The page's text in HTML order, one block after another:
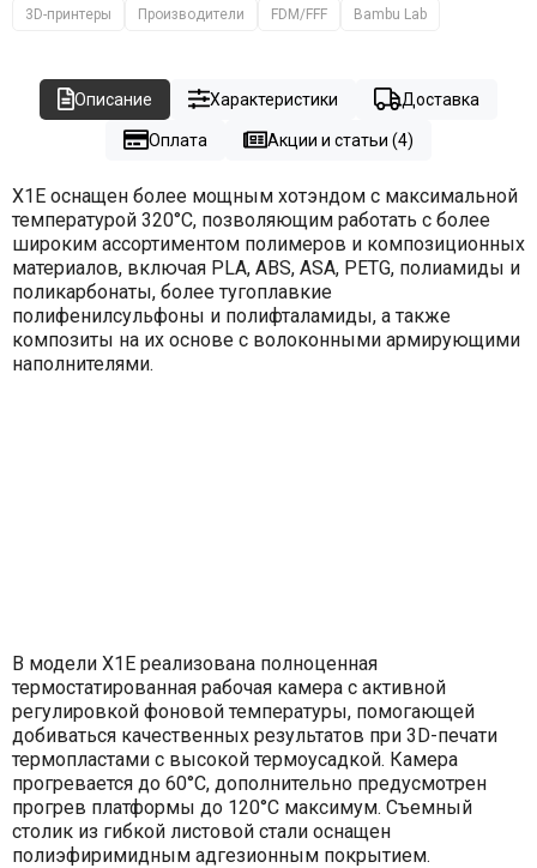
3D-принтеры Производители FDM/FFF Bambu Lab
Описание Характеристики Доставка
Оплата Акции и статьи (4)
X1Е оснащен более мощным хотэндом с максимальной
температурой 320°C, позволяющим работать с более
широким ассортиментом полимеров и композиционных
материалов, включая PLA, ABS, ASA, PETG, полиамиды и
поликарбонаты, более тугоплавкие
полифенилсульфоны и полифталамиды, а также
композиты на их основе с волоконными армирующими
наполнителями.
В модели X1Е реализована полноценная
термостатированная рабочая камера с активной
регулировкой фоновой температуры, помогающей
добиваться качественных результатов при 3D-печати
термопластами с высокой термоусадкой. Камера
прогревается до 60°C, дополнительно предусмотрен
прогрев платформы до 120°C максимум. Съемный
столик из гибкой листовой стали оснащен
полиэфиримидным адгезионным покрытием.